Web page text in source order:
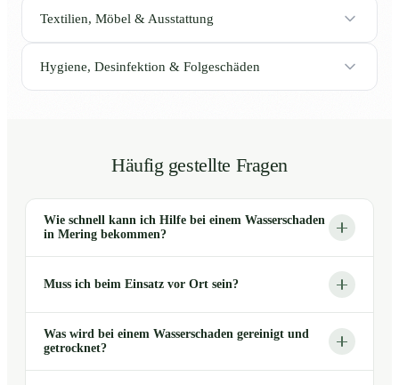
Textilien, Möbel & Ausstattung
Hygiene, Desinfektion & Folgeschäden
Häufig gestellte Fragen
Wie schnell kann ich Hilfe bei einem Wasserschaden
in Mering bekommen?
Muss ich beim Einsatz vor Ort sein?
Was wird bei einem Wasserschaden gereinigt und
getrocknet?